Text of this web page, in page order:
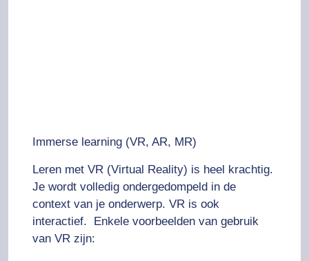
Immerse learning (VR, AR, MR)
Leren met VR (Virtual Reality) is heel krachtig.
Je wordt volledig ondergedompeld in de
context van je onderwerp. VR is ook
interactief. Enkele voorbeelden van gebruik
van VR zijn: